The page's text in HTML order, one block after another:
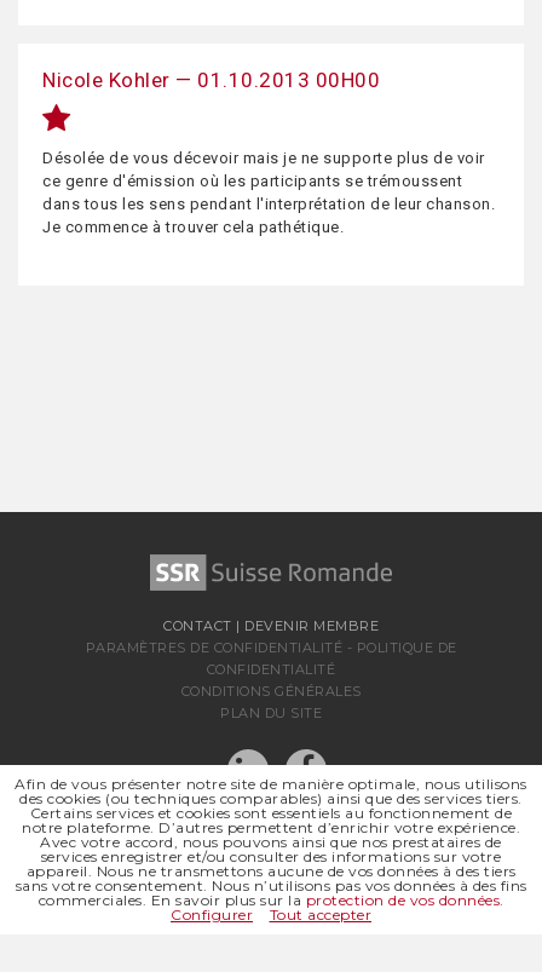
Nicole Kohler — 01.10.2013 00H00
Désolée de vous décevoir mais je ne supporte plus de voir
ce genre d'émission où les participants se trémoussent
dans tous les sens pendant l'interprétation de leur chanson.
Je commence à trouver cela pathétique.
CONTACT | DEVENIR MEMBRE
PARAMÈTRES DE CONFIDENTIALITÉ - POLITIQUE DE
CONFIDENTIALITÉ
CONDITIONS GÉNÉRALES
PLAN DU SITE
SSR SUISSE ROMANDE
SOCIÉTÉ RÉGIONALE DE
Afin de vous présenter notre site de manière optimale, nous utilisons
des cookies (ou techniques comparables) ainsi que des services tiers.
Certains services et cookies sont essentiels au fonctionnement de
notre plateforme. D’autres permettent d’enrichir votre expérience.
Avec votre accord, nous pouvons ainsi que nos prestataires de
services enregistrer et/ou consulter des informations sur votre
appareil. Nous ne transmettons aucune de vos données à des tiers
sans votre consentement. Nous n’utilisons pas vos données à des fins
commerciales. En savoir plus sur la protection de vos données.
Configurer
Tout accepter